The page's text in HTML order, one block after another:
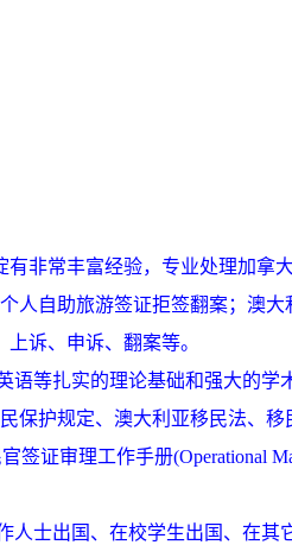
有非常丰富经验，专业处理加拿
人 自助旅游签证拒签翻案；澳大
上诉、申诉、翻案等。
语等扎实的理论基础和强大的学
保护规定、 澳大利亚移民法、移
签证审理工作手册(Operational
人士出国、在校学生出国、在其